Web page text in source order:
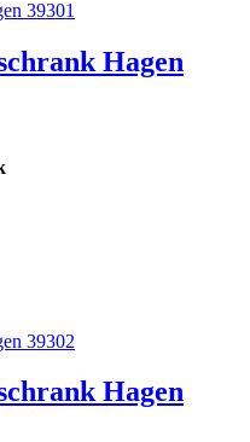
Hagen
Hagen